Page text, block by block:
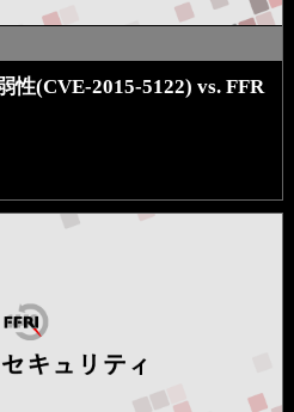
性(CVE-2015-5122) vs. FFR